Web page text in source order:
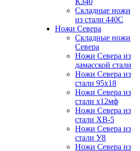
Складные ножи
из стали 440С
Ножи Севера
Складные ножи
Севера
Ножи Севера из
дамасской стали
Ножи Севера из
стали 95х18
Ножи Севера из
стали х12мф
Ножи Севера из
стали ХВ-5
Ножи Севера из
стали У8
Ножи Севера из